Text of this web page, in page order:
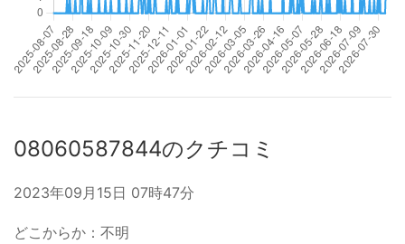
08060587844のクチコミ
2023年09月15日 07時47分
どこからか：不明